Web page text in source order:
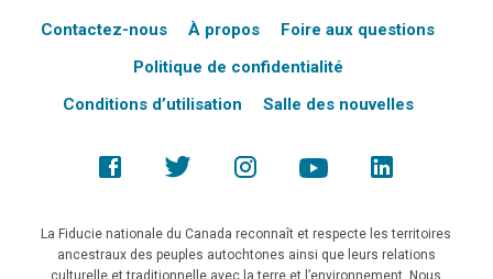
Contactez-nous À propos
Foire aux questions
Politique de confidentialité
Conditions d’utilisation
Salle des nouvelles
La Fiducie nationale du Canada reconnaît et respecte les territoires
ancestraux des peuples autochtones ainsi que leurs relations
culturelle et traditionnelle avec la terre et l’environnement. Nous